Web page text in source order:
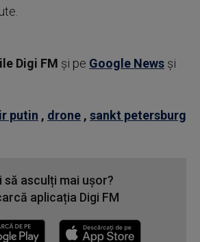
Digi FM şi pe Google News şi
putin , drone , sankt petersburg
să asculți mai ușor?
aplicația Digi FM